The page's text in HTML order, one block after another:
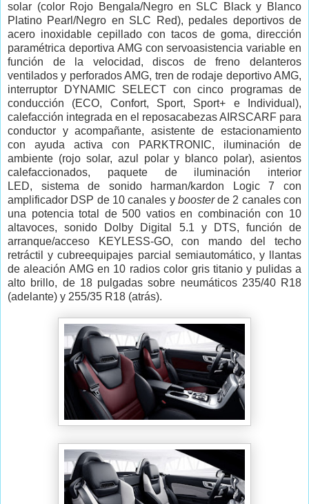
solar (color Rojo Bengala/Negro en SLC Black y Blanco
Platino Pearl/Negro en SLC Red), pedales deportivos de
acero inoxidable cepillado con tacos de goma, dirección
paramétrica deportiva AMG con servoasistencia variable en
función de la velocidad, discos de freno delanteros
ventilados y perforados AMG, tren de rodaje deportivo AMG,
interruptor DYNAMIC SELECT con cinco programas de
conducción (ECO, Confort, Sport, Sport+ e Individual),
calefacción integrada en el reposacabezas AIRSCARF para
conductor y acompañante, asistente de estacionamiento
con ayuda activa con PARKTRONIC, iluminación de
ambiente (rojo solar, azul polar y blanco polar), asientos
calefaccionados, paquete de iluminación interior
LED, sistema de sonido harman/kardon Logic 7 con
amplificador DSP de 10 canales y boosterde 2 canales con
una potencia total de 500 vatios en combinación con 10
altavoces, sonido Dolby Digital 5.1 y DTS, función de
arranque/acceso KEYLESS-GO, con mando del techo
retráctil y cubreequipajes parcial semiautomático, y llantas
de aleación AMG en 10 radios color gris titanio y pulidas a
alto brillo, de 18 pulgadas sobre neumáticos 235/40 R18
(adelante) y 255/35 R18 (atrás).